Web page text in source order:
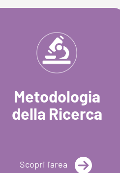
Metodologia
della Ricerca
Scopri l'area